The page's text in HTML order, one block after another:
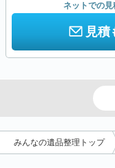
ネットでの
見積
みんなの遺品整理トップ